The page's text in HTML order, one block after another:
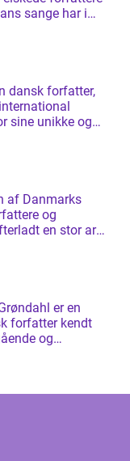
sange har i
dansk forfatter,
sine unikke og
af Danmarks
og
en stor arv
er en
forfatter kendt
og